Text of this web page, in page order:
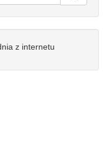
z internetu